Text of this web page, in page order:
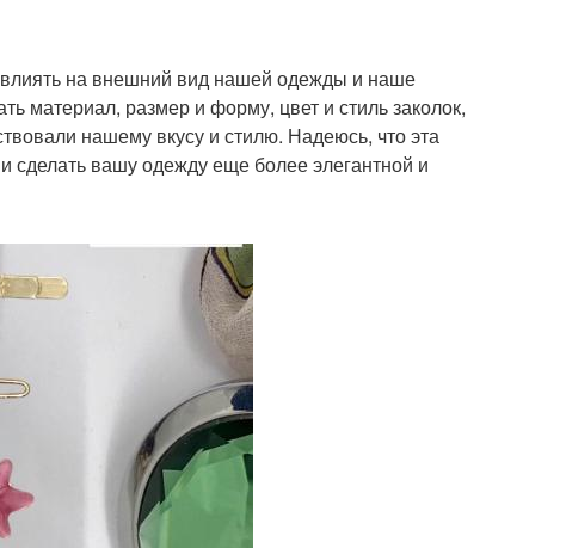
на внешний вид нашей одежды и наше
материал, размер и форму, цвет и стиль заколок,
нашему вкусу и стилю. Надеюсь, что эта
сделать вашу одежду еще более элегантной и